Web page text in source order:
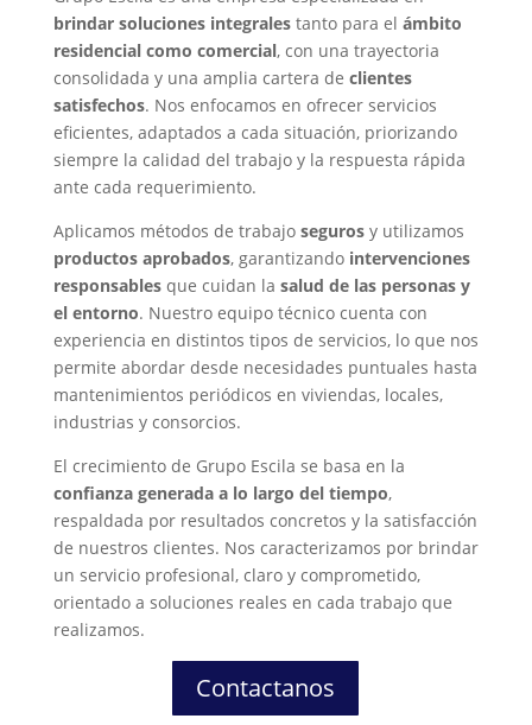
brindar soluciones integralestanto para el ámbito
residencial como comercial, con una trayectoria
consolidada y una amplia cartera de clientes
satisfechos. Nos enfocamos en ofrecer servicios
eficientes, adaptados a cada situación, priorizando
siempre la calidad del trabajo y la respuesta rápida
ante cada requerimiento.
Aplicamos métodos de trabajo segurosy utilizamos
productos aprobados, garantizando intervenciones
responsablesque cuidan la salud de las personas y
el entorno. Nuestro equipo técnico cuenta con
experiencia en distintos tipos de servicios, lo que nos
permite abordar desde necesidades puntuales hasta
mantenimientos periódicos en viviendas, locales,
industrias y consorcios.
El crecimiento de Grupo Escila se basa en la
confianza generada a lo largo del tiempo,
respaldada por resultados concretos y la satisfacción
de nuestros clientes. Nos caracterizamos por brindar
un servicio profesional, claro y comprometido,
orientado a soluciones reales en cada trabajo que
realizamos.
Contactanos